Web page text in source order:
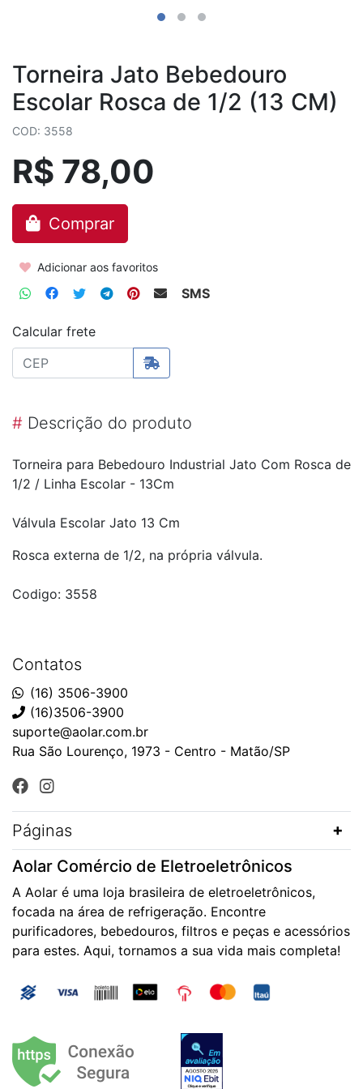
Torneira Jato Bebedouro
Escolar Rosca de 1/2 (13 CM)
COD: 3558
R$ 78,00
Comprar
Adicionar aos favoritos
SMS
Calcular frete
# Descrição do produto
Torneira para Bebedouro Industrial Jato Com Rosca de
1/2 / Linha Escolar - 13Cm
Válvula Escolar Jato 13 Cm
Rosca externa de 1/2, na própria válvula.
Codigo: 3558
Contatos
(16) 3506-3900
(16)3506-3900
suporte@aolar.com.br
Rua São Lourenço, 1973 - Centro - Matão/SP
Páginas
Aolar Comércio de Eletroeletrônicos
A Aolar é uma loja brasileira de eletroeletrônicos,
focada na área de refrigeração. Encontre
purificadores, bebedouros, filtros e peças e acessórios
para estes. Aqui, tornamos a sua vida mais completa!